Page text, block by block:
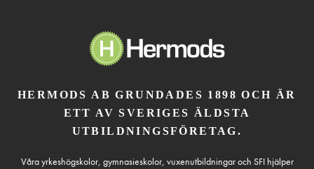
HERMODS AB GRUNDADES 1898 OCH ÄR
ETT AV SVERIGES ÄLDSTA
UTBILDNINGSFÖRETAG.
Våra yrkeshögskolor, gymnasieskolor, vuxenutbildningar och SFI hjälper